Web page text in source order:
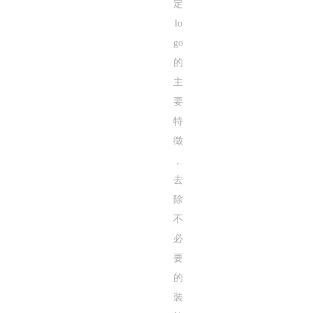
線條粗細在logo設計中扮演著關鍵角色,尤其是當
線條粗細的一致性: 確保logo中的所有線條粗細
縮放測試: 在設計過程中,不斷將logo縮小到各種
適度調整: 如果發現某些線條在縮小時變得模糊,
線條粗細
例如,IBM的logo就很好地運用了適當的線條粗細